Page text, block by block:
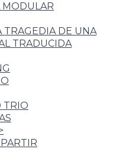
MODULAR
TRAGEDIA DE UNA
TRADUCIDA
TRIO